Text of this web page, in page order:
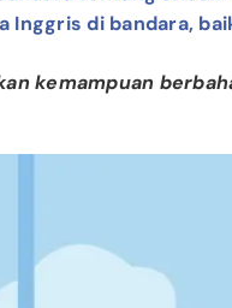
di bandara,
kemampuan